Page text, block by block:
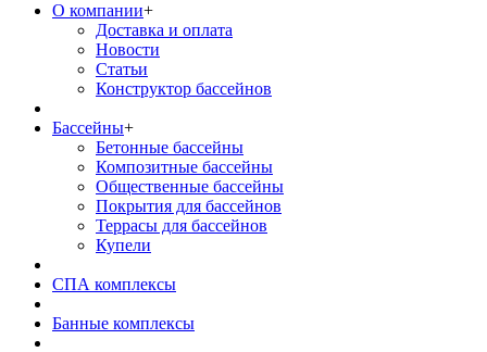
О компании+
Доставка и оплата
Новости
Статьи
Конструктор бассейнов
Бассейны+
Бетонные бассейны
Композитные бассейны
Общественные бассейны
Покрытия для бассейнов
Террасы для бассейнов
Купели
СПА комплексы
Банные комплексы